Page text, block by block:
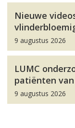
Nieuwe
9 augustus 2026
LUMC
patiënten
9 augustus 2026